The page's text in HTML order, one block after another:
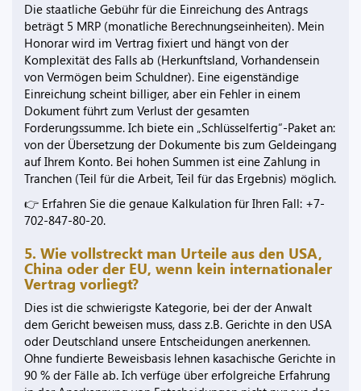
Die staatliche Gebühr für die Einreichung des Antrags
beträgt 5 MRP (monatliche Berechnungseinheiten). Mein
Honorar wird im Vertrag fixiert und hängt von der
Komplexität des Falls ab (Herkunftsland, Vorhandensein
von Vermögen beim Schuldner). Eine eigenständige
Einreichung scheint billiger, aber ein Fehler in einem
Dokument führt zum Verlust der gesamten
Forderungssumme. Ich biete ein „Schlüsselfertig“-Paket an:
von der Übersetzung der Dokumente bis zum Geldeingang
auf Ihrem Konto. Bei hohen Summen ist eine Zahlung in
Tranchen (Teil für die Arbeit, Teil für das Ergebnis) möglich.
👉 Erfahren Sie die genaue Kalkulation für Ihren Fall: +7-
702-847-80-20.
5. Wie vollstreckt man Urteile aus den USA,
China oder der EU, wenn kein internationaler
Vertrag vorliegt?
Dies ist die schwierigste Kategorie, bei der der Anwalt
dem Gericht beweisen muss, dass z.B. Gerichte in den USA
oder Deutschland unsere Entscheidungen anerkennen.
Ohne fundierte Beweisbasis lehnen kasachische Gerichte in
90 % der Fälle ab. Ich verfüge über erfolgreiche Erfahrung